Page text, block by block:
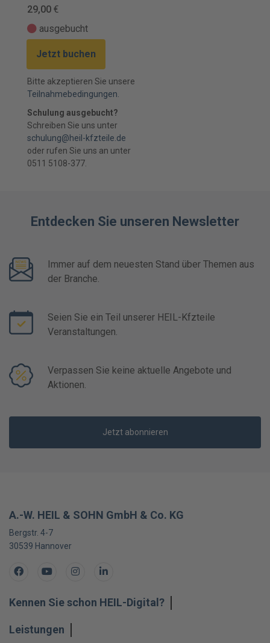
29,00 €
ausgebucht
Jetzt buchen
Bitte akzeptieren Sie unsere
Teilnahmebedingungen.
Schulung ausgebucht?
Schreiben Sie uns unter
schulung@heil-kfzteile.de
oder rufen Sie uns an unter
0511 5108-377.
Entdecken Sie unseren Newsletter
Immer auf dem neuesten Stand über Themen aus
der Branche.
Seien Sie ein Teil unserer HEIL-Kfzteile
Veranstaltungen.
Verpassen Sie keine aktuelle Angebote und
Aktionen.
Jetzt abonnieren
A.-W. HEIL & SOHN GmbH & Co. KG
Bergstr. 4-7
30539 Hannover
FacebookYoutubeInstagramLinkedIn
Kennen Sie schon HEIL-Digital?
Leistungen